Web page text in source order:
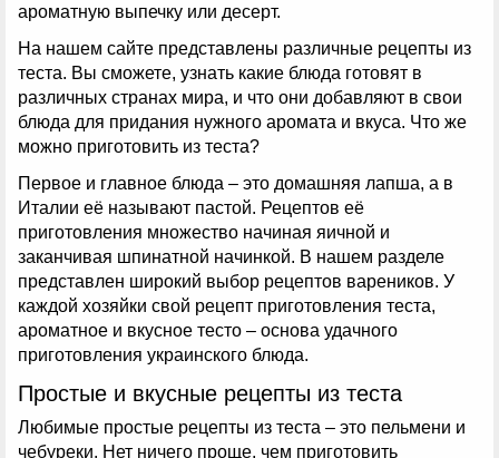
ароматную выпечку или десерт.
На нашем сайте представлены различные рецепты из
теста. Вы сможете, узнать какие блюда готовят в
различных странах мира, и что они добавляют в свои
блюда для придания нужного аромата и вкуса. Что же
можно приготовить из теста?
Первое и главное блюда – это домашняя лапша, а в
Италии её называют пастой. Рецептов её
приготовления множество начиная яичной и
заканчивая шпинатной начинкой. В нашем разделе
представлен широкий выбор рецептов вареников. У
каждой хозяйки свой рецепт приготовления теста,
ароматное и вкусное тесто – основа удачного
приготовления украинского блюда.
Простые и вкусные рецепты из теста
Любимые простые рецепты из теста – это пельмени и
чебуреки. Нет ничего проще, чем приготовить